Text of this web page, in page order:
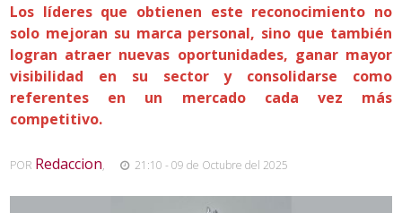
Los líderes que obtienen este reconocimiento no
solo mejoran su marca personal, sino que también
logran atraer nuevas oportunidades, ganar mayor
visibilidad en su sector y consolidarse como
referentes en un mercado cada vez más
competitivo.
POR Redaccion, 21:10 - 09 de Octubre del 2025